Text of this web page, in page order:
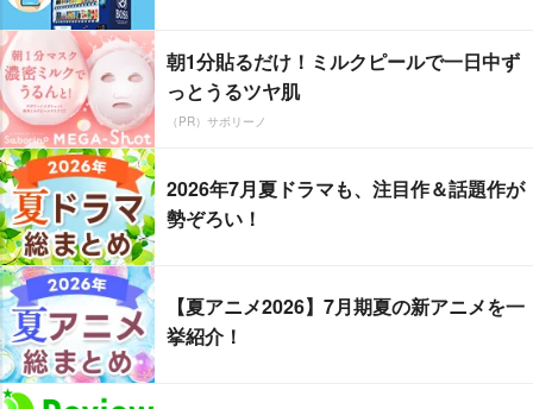
朝1分貼るだけ！ミルクピールで一日中ず
っとうるツヤ肌
（PR）サボリーノ
2026年7月夏ドラマも、注目作＆話題作が
勢ぞろい！
【夏アニメ2026】7月期夏の新アニメを一
挙紹介！